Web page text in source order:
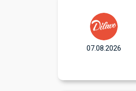
07.08.2026